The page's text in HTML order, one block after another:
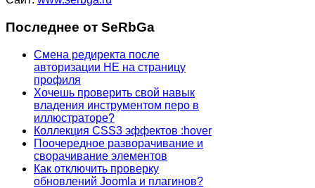
Последнее от SeRbGa
Смена редиректа после
авторизации НЕ на страницу
профиля
Хочешь проверить свой навык
владения инструментом перо в
иллюстраторе?
Коллекция CSS3 эффектов :hover
Поочередное разворачивание и
сворачивание элементов
Как отключить проверку
обновлений Joomla и плагинов?